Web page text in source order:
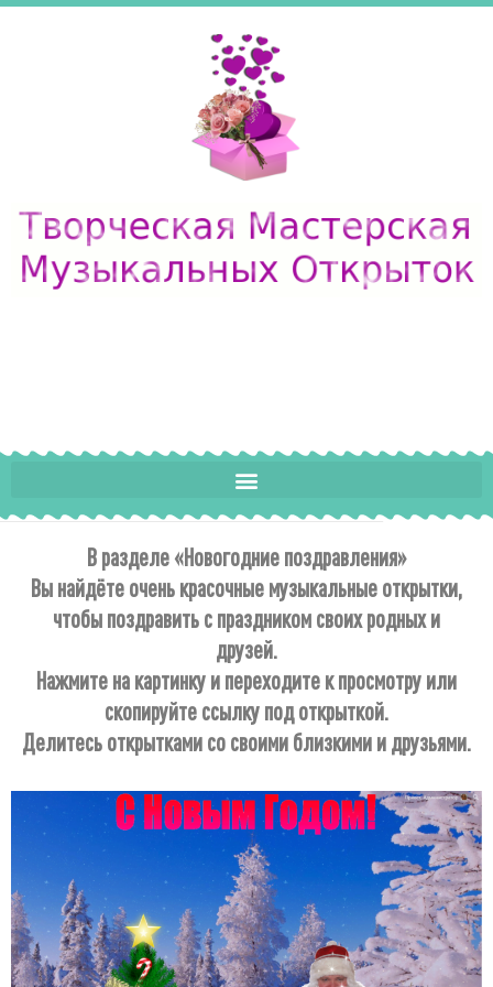
В разделе «Новогодние поздравления»
Вы найдёте очень красочные музыкальные открытки,
чтобы поздравить с праздником своих родных и
друзей.
Нажмите на картинку и переходите к просмотру или
скопируйте ссылку под открыткой.
Делитесь открытками со своими близкими и друзьями.